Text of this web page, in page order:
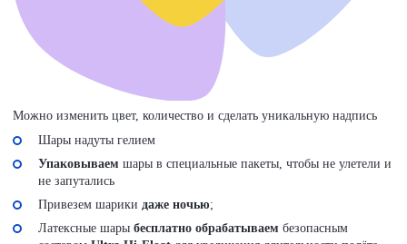
Можно изменить цвет, количество и сделать уникальную надпись
Шары надуты гелием
Упаковываем шары в специальные пакеты, чтобы не улетели и
не запутались
Привезем шарики даже ночью;
Латексные шары бесплатно обрабатываем безопасным